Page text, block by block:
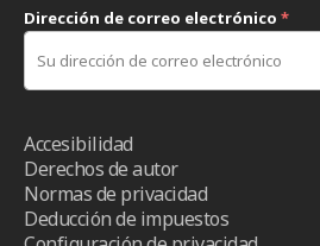
Dirección de correo electrónico *
Accesibilidad
Derechos de autor
Normas de privacidad
Deducción de impuestos